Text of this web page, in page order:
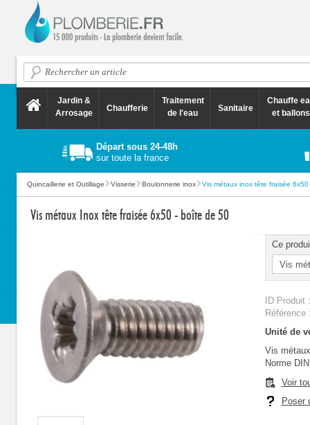
Jardin &
Arrosage
Chaufferie
Traitement
de l'eau
Sanitaire
Chauffe
et ballons
Départ sous 24-48h
sur toute la france
Quincaillerie et Outillage Visserie Boulonnerie inox Vis métaux inox tête fraisée 6x50
Vis métaux Inox tête fraisée 6x50 - boîte de 50
Ce
ID Produit
Unité de
Vis
Norme
Voir
Poser